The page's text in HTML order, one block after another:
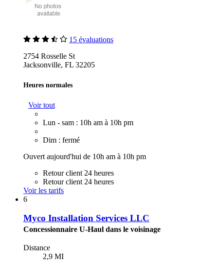
15 évaluations
2754 Rosselle St
Jacksonville, FL 32205
Heures normales
Voir tout
Lun - sam : 10h am à 10h pm
Dim : fermé
Ouvert aujourd'hui de 10h am à 10h pm
Retour client 24 heures
Retour client 24 heures
Voir les tarifs
6
Myco Installation Services LLC
Concessionnaire U-Haul dans le voisinage
Distance
2,9 MI